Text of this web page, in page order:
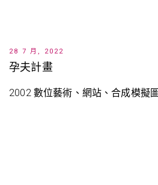
28 7 月, 2022
孕夫計畫
2002 數位藝術、網站、合成模擬